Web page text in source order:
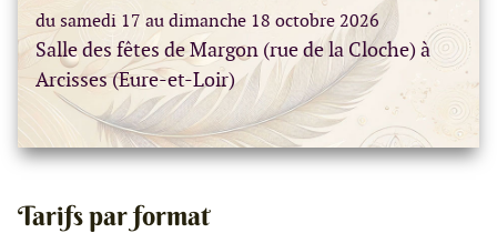
du samedi 17 au dimanche 18 octobre 2026
Salle des fêtes de Margon (rue de la Cloche) à
Arcisses (Eure-et-Loir)
Tarifs par format